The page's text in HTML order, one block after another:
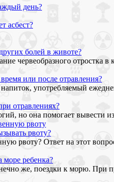
день?
асбест?
болей в животе?
червеобразного
или после отравления?
употребляемый
отравлениях?
но она помогает вывести
рвоту?
рвоту? Ответ на этот
море ребенка?
же, поездки к морю. При